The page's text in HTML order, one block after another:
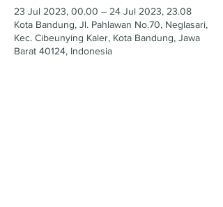
23 Jul 2023, 00.00 – 24 Jul 2023, 23.08
Kota Bandung, Jl. Pahlawan No.70, Neglasari,
Kec. Cibeunying Kaler, Kota Bandung, Jawa
Barat 40124, Indonesia